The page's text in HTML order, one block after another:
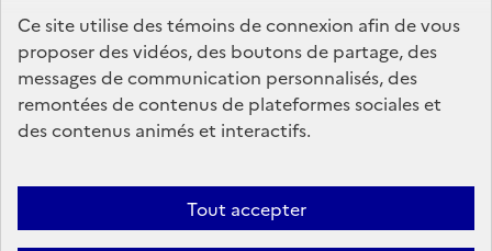
Plan du site Mentions légales Qui sommes-nous ?
Partagez votre expérience pour améliorer les services
Accessibilité : partiellement conforme
Ce site utilise des témoins de connexion afin de vous
proposer des vidéos, des boutons de partage, des
messages de communication personnalisés, des
remontées de contenus de plateformes sociales et
des contenus animés et interactifs.
Tout accepter